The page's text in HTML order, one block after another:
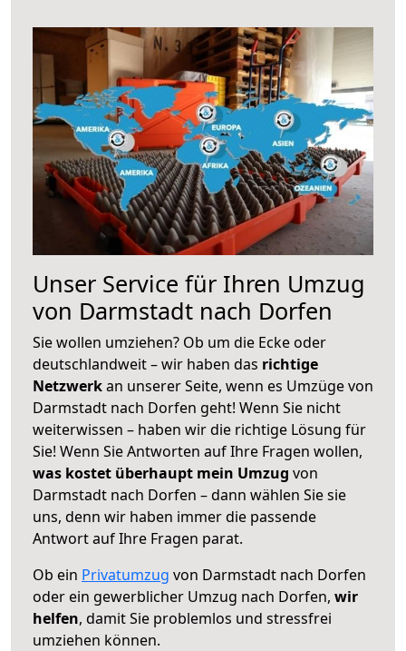
Unser Service für Ihren Umzug
von Darmstadt nach Dorfen
Sie wollen umziehen? Ob um die Ecke oder
deutschlandweit – wir haben das richtige
Netzwerkan unserer Seite, wenn es Umzüge von
Darmstadt nach Dorfen geht! Wenn Sie nicht
weiterwissen – haben wir die richtige Lösung für
Sie! Wenn Sie Antworten auf Ihre Fragen wollen,
was kostet überhaupt mein Umzug von
Darmstadt nach Dorfen – dann wählen Sie sie
uns, denn wir haben immer die passende
Antwort auf Ihre Fragen parat.
Ob ein Privatumzug von Darmstadt nach Dorfen
oder ein gewerblicher Umzug nach Dorfen, wir
helfen, damit Sie problemlos und stressfrei
umziehen können.